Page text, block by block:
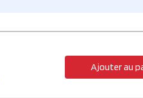
Ajouter au